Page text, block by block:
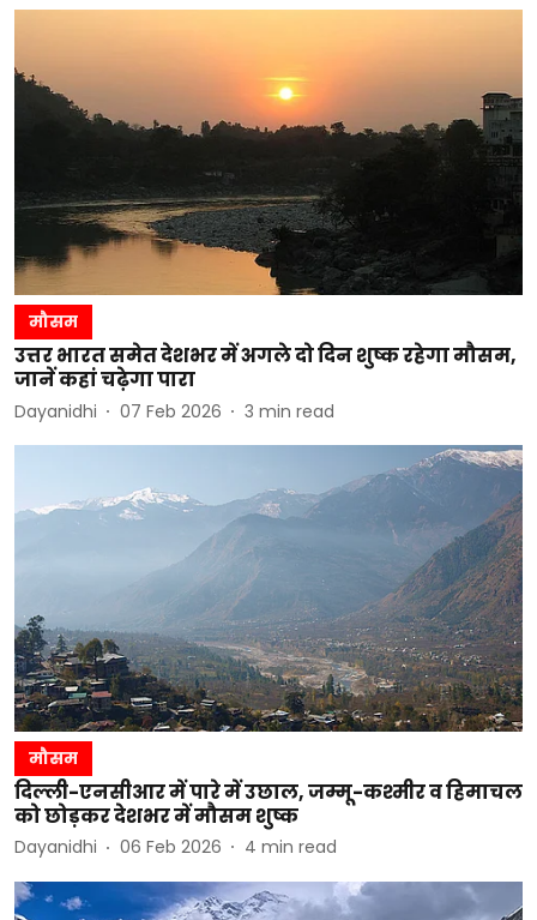
मौसम
उत्तर भारत समेत देशभर में अगले दो दिन शुष्क रहेगा मौसम,
जानें कहां चढ़ेगा पारा
Dayanidhi 07 Feb 2026 3 min read
मौसम
दिल्ली-एनसीआर में पारे में उछाल, जम्मू-कश्मीर व हिमाचल
को छोड़कर देशभर में मौसम शुष्क
Dayanidhi 06 Feb 2026 4 min read